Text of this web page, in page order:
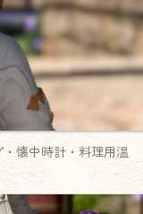
懐中時計・料理用温